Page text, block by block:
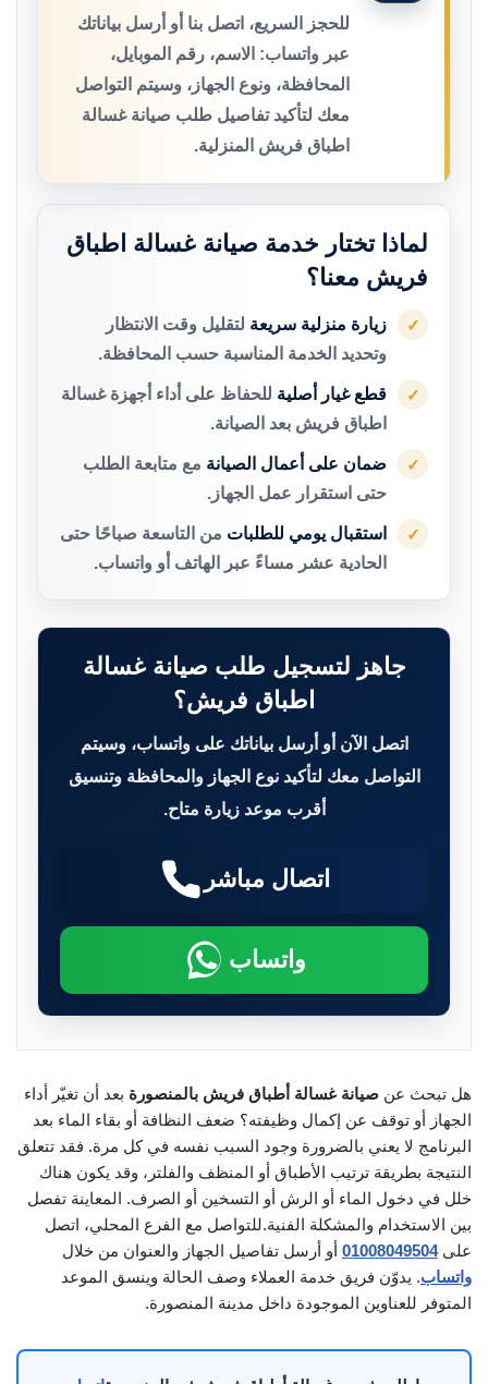
للحجز السريع، اتصل بنا أو أرسل بياناتك
عبر واتساب: الاسم، رقم الموبايل،
المحافظة، ونوع الجهاز، وسيتم التواصل
معك لتأكيد تفاصيل طلب صيانة غسالة
اطباق فريش المنزلية.
لماذا تختار خدمة صيانة غسالة اطباق
فريش معنا؟
✓ زيارة منزلية سريعة لتقليل وقت الانتظار
وتحديد الخدمة المناسبة حسب المحافظة.
✓ قطع غيار أصلية للحفاظ على أداء أجهزة غسالة
اطباق فريش بعد الصيانة.
✓ ضمان على أعمال الصيانة مع متابعة الطلب
حتى استقرار عمل الجهاز.
✓ استقبال يومي للطلبات من التاسعة صباحًا حتى
الحادية عشر مساءً عبر الهاتف أو واتساب.
جاهز لتسجيل طلب صيانة غسالة
اطباق فريش؟
اتصل الآن أو أرسل بياناتك على واتساب، وسيتم
التواصل معك لتأكيد نوع الجهاز والمحافظة وتنسيق
أقرب موعد زيارة متاح.
اتصال مباشر
واتساب
هل تبحث عن صيانة غسالة أطباق فريش بالمنصورة بعد أن تغيّر أداء
الجهاز أو توقف عن إكمال وظيفته؟ ضعف النظافة أو بقاء الماء بعد
البرنامج لا يعني بالضرورة وجود السبب نفسه في كل مرة. فقد تتعلق
النتيجة بطريقة ترتيب الأطباق أو المنظف والفلتر، وقد يكون هناك
خلل في دخول الماء أو الرش أو التسخين أو الصرف. المعاينة تفصل
بين الاستخدام والمشكلة الفنية.للتواصل مع الفرع المحلي، اتصل
على01008049504 أو أرسل تفاصيل الجهاز والعنوان من خلال
واتساب. يدوّن فريق خدمة العملاء وصف الحالة وينسق الموعد
المتوفر للعناوين الموجودة داخل مدينة المنصورة.